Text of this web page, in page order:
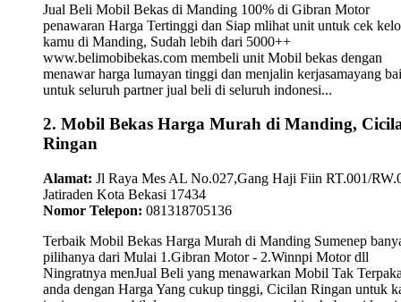
Jual Beli Mobil Bekas di Manding 100% di Gibran Motor
penawaran Harga Tertinggi dan Siap mlihat unit untuk cek
kamu di Manding, Sudah lebih dari 5000++
www.belimobibekas.com membeli unit Mobil bekas dengan
menawar harga lumayan tinggi dan menjalin kerjasamayang
untuk seluruh partner jual beli di seluruh indonesi...
2. Mobil Bekas Harga Murah di Manding,
Ringan
Alamat: Jl Raya Mes AL No.027,Gang Haji Fiin RT.001/
Jatiraden Kota Bekasi 17434
Nomor Telepon: 081318705136
Terbaik Mobil Bekas Harga Murah di Manding Sumenep
pilihanya dari Mulai 1.Gibran Motor - 2.Winnpi Motor dll
Ningratnya menJual Beli yang menawarkan Mobil Tak
anda dengan Harga Yang cukup tinggi, Cicilan Ringan untuk